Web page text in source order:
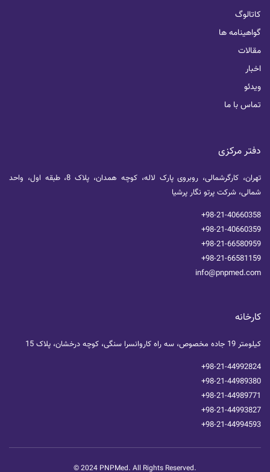
کاتالوگ
گواهینامه ها
مقالات
اخبار
ویدئو
تماس با ما
دفتر مرکزی
تهران، کارگرشمالی، روبروی پارک لاله، کوچه همدان، پلاک 8، طبقه اول، واحد
شمالی، شرکت پرتو نگار پرشیا
+98-21-40660358
+98-21-40660359
+98-21-66580959
+98-21-66581159
info@pnpmed.com
کارخانه
کیلومتر 19 جاده مخصوص، سه راه کاروانسرا سنگی، کوچه درخشان، پلاک 15
+98-21-44992824
+98-21-44989380
+98-21-44989771
+98-21-44993827
+98-21-44994593
© 2024 PNPMed. All Rights Reserved.